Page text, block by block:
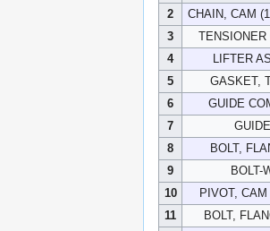
2
CHAIN, CAM
3
4
LIFTER
5
GASKET,
6
GUIDE
7
8
BOLT,
9
BOLT-
10
PIVOT,
11
BOLT,